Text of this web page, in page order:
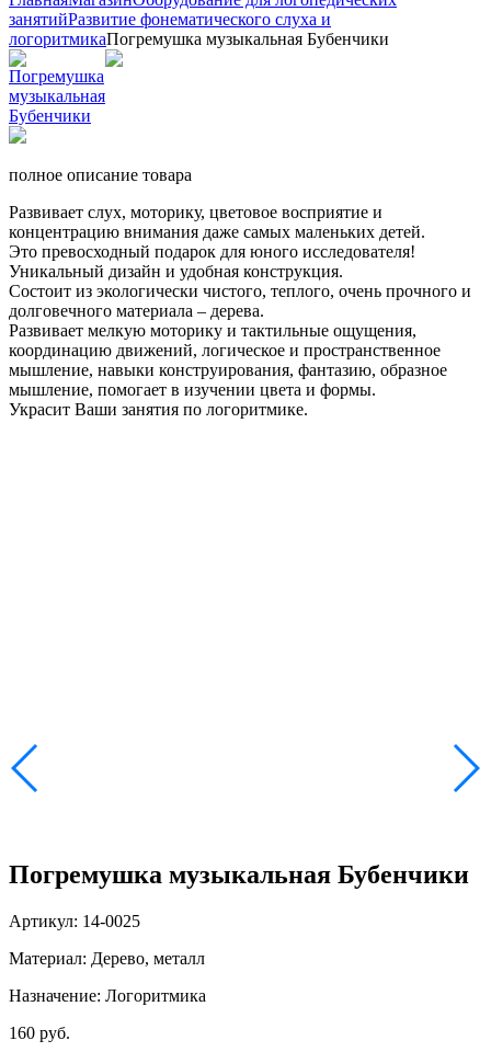
занятийРазвитие фонематического слуха и
логоритмикаПогремушка музыкальная Бубенчики
полное описание товара
Развивает слух, моторику, цветовое восприятие и
концентрацию внимания даже самых маленьких детей.
Это превосходный подарок для юного исследователя!
Уникальный дизайн и удобная конструкция.
Состоит из экологически чистого, теплого, очень прочного и
долговечного материала – дерева.
Развивает мелкую моторику и тактильные ощущения,
координацию движений, логическое и пространственное
мышление, навыки конструирования, фантазию, образное
мышление, помогает в изучении цвета и формы.
Украсит Ваши занятия по логоритмике.
Погремушка музыкальная Бубенчики
Артикул: 14-0025
Материал: Дерево, металл
Назначение: Логоритмика
160 руб.